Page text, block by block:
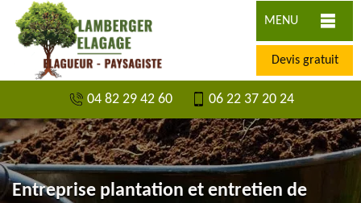
MENU
Devis gratuit
04 82 29 42 60 06 22 37 20 24
Entreprise plantation et entretien de